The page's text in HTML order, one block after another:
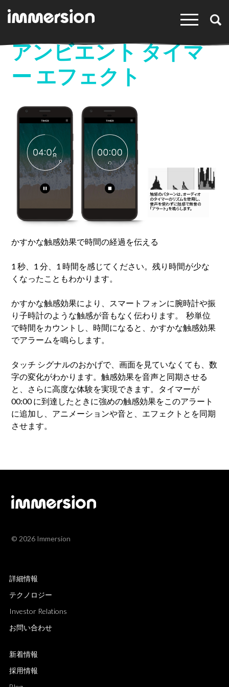
×
アンビエント タイマ
ー エフェクト
かすかな触感効果で時間の経過を伝える
1 秒、1 分、1 時間を感じてください。残り時間が少な
くなったこともわかります。
かすかな触感効果により、スマートフォンに腕時計や振
り子時計のような触感が音もなく伝わります。 秒単位
で時間をカウントし、時間になると、かすかな触感効果
でアラームを鳴らします。
タッチ シグナルのおかげで、画面を見ていなくても、数
字の変化がわかります。触感効果を音声と同期させる
と、さらに高度な体験を実現できます。タイマーが
00:00 に到達したときに強めの触感効果をこのアラート
に追加し、アニメーションや音と、エフェクトとを同期
させます。
© 2026 Immersion
詳細情報
テクノロジー
Investor Relations
お問い合わせ
新着情報
採用情報